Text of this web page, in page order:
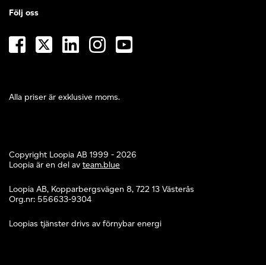
Alla priser är exklusive moms.
Följ oss
Copyright Loopia AB 1999 - 2026
Loopia är en del av team.blue
Loopia AB, Kopparbergsvägen 8, 722 13 Västerås
Org.nr: 556633-9304
Loopias tjänster drivs av förnybar energi